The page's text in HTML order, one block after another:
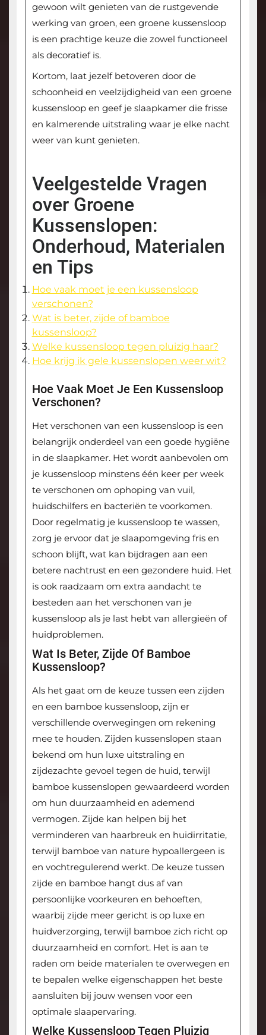
gewoon wilt genieten van de rustgevende
werking van groen, een groene kussensloop
is een prachtige keuze die zowel functioneel
als decoratief is.
Kortom, laat jezelf betoveren door de
schoonheid en veelzijdigheid van een groene
kussensloop en geef je slaapkamer die frisse
en kalmerende uitstraling waar je elke nacht
weer van kunt genieten.
Veelgestelde Vragen
over Groene
Kussenslopen:
Onderhoud, Materialen
en Tips
Hoe vaak moet je een kussensloop
verschonen?
Wat is beter, zijde of bamboe
kussensloop?
Welke kussensloop tegen pluizig haar?
Hoe krijg ik gele kussenslopen weer wit?
Hoe Vaak Moet Je Een Kussensloop
Verschonen?
Het verschonen van een kussensloop is een
belangrijk onderdeel van een goede hygiëne
in de slaapkamer. Het wordt aanbevolen om
je kussensloop minstens één keer per week
te verschonen om ophoping van vuil,
huidschilfers en bacteriën te voorkomen.
Door regelmatig je kussensloop te wassen,
zorg je ervoor dat je slaapomgeving fris en
schoon blijft, wat kan bijdragen aan een
betere nachtrust en een gezondere huid. Het
is ook raadzaam om extra aandacht te
besteden aan het verschonen van je
kussensloop als je last hebt van allergieën of
huidproblemen.
Wat Is Beter, Zijde Of Bamboe
Kussensloop?
Als het gaat om de keuze tussen een zijden
en een bamboe kussensloop, zijn er
verschillende overwegingen om rekening
mee te houden. Zijden kussenslopen staan
bekend om hun luxe uitstraling en
zijdezachte gevoel tegen de huid, terwijl
bamboe kussenslopen gewaardeerd worden
om hun duurzaamheid en ademend
vermogen. Zijde kan helpen bij het
verminderen van haarbreuk en huidirritatie,
terwijl bamboe van nature hypoallergeen is
en vochtregulerend werkt. De keuze tussen
zijde en bamboe hangt dus af van
persoonlijke voorkeuren en behoeften,
waarbij zijde meer gericht is op luxe en
huidverzorging, terwijl bamboe zich richt op
duurzaamheid en comfort. Het is aan te
raden om beide materialen te overwegen en
te bepalen welke eigenschappen het beste
aansluiten bij jouw wensen voor een
optimale slaapervaring.
Welke Kussensloop Tegen Pluizig